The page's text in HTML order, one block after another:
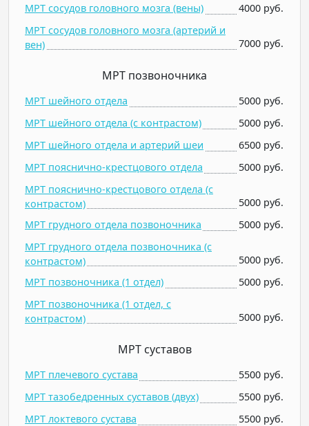
МРТ сосудов головного мозга (вены)
4000 руб.
МРТ сосудов головного мозга (артерий и
вен)
7000 руб.
МРТ позвоночника
МРТ шейного отдела
5000 руб.
МРТ шейного отдела (c контрастом)
5000 руб.
МРТ шейного отдела и артерий шеи
6500 руб.
МРТ пояснично-крестцового отдела
5000 руб.
МРТ пояснично-крестцового отдела (c
контрастом)
5000 руб.
МРТ грудного отдела позвоночника
5000 руб.
МРТ грудного отдела позвоночника (c
контрастом)
5000 руб.
МРТ позвоночника (1 отдел)
5000 руб.
МРТ позвоночника (1 отдел, c
контрастом)
5000 руб.
МРТ суставов
МРТ плечевого сустава
5500 руб.
МРТ тазобедренных суставов (двух)
5500 руб.
МРТ локтевого сустава
5500 руб.